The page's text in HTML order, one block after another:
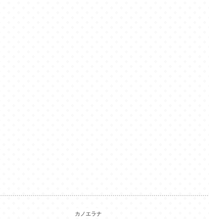
カノエラナ